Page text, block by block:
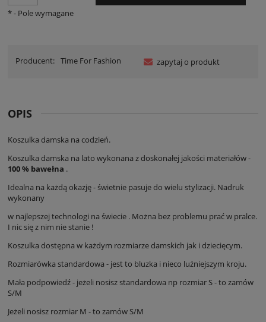
*- Pole wymagane
Producent: Time For Fashion zapytaj o produkt
OPIS
Koszulka damska na codzień.
Koszulka damska na lato wykonana z doskonałej jakości materiałów -
100 % bawełna .
Idealna na każdą okazję - świetnie pasuje do wielu stylizacji. Nadruk
wykonany
w najlepszej technologi na świecie . Można bez problemu prać w pralce.
I nic się z nim nie stanie !
Koszulka dostępna w każdym rozmiarze damskich jak i dziecięcym.
Rozmiarówka standardowa - jest to bluzka i nieco luźniejszym kroju.
Mała podpowiedź - jeżeli nosisz standardowa np rozmiar S - to zamów
S/M
Jeżeli nosisz rozmiar M - to zamów S/M